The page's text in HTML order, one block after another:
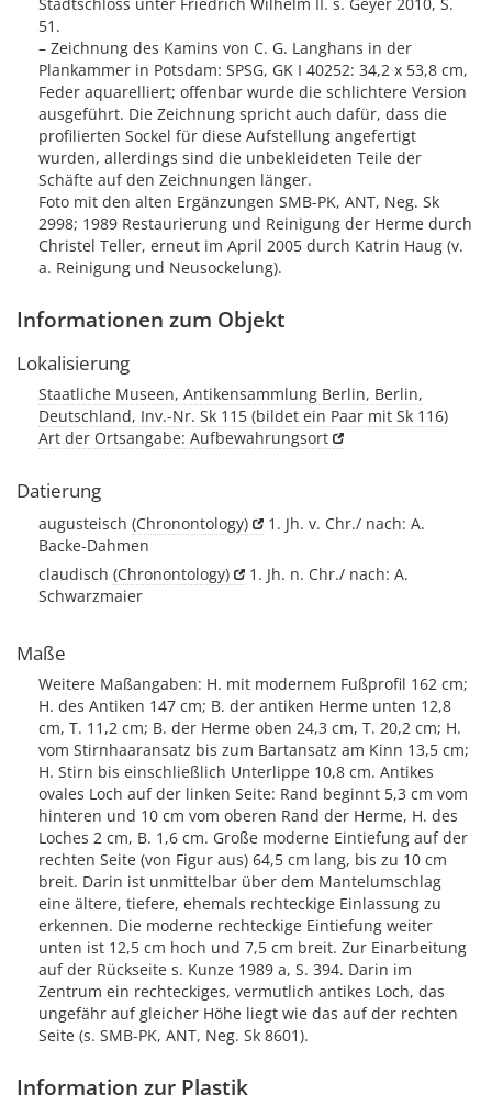
51.
– Zeichnung des Kamins von C. G. Langhans in der
Plankammer in Potsdam: SPSG, GK I 40252: 34,2 x 53,8 cm,
Feder aquarelliert; offenbar wurde die schlichtere Version
ausgeführt. Die Zeichnung spricht auch dafür, dass die
profilierten Sockel für diese Aufstellung angefertigt
wurden, allerdings sind die unbekleideten Teile der
Schäfte auf den Zeichnungen länger.
Foto mit den alten Ergänzungen SMB-PK, ANT, Neg. Sk
2998; 1989 Restaurierung und Reinigung der Herme durch
Christel Teller, erneut im April 2005 durch Katrin Haug (v.
a. Reinigung und Neusockelung).
Informationen zum Objekt
Lokalisierung
Staatliche Museen, Antikensammlung Berlin, Berlin,
Deutschland, Inv.-Nr. Sk 115 (bildet ein Paar mit Sk 116)
Art der Ortsangabe: Aufbewahrungsort
Datierung
augusteisch (Chronontology)
1. Jh. v. Chr./ nach: A.
Backe-Dahmen
claudisch (Chronontology)
1. Jh. n. Chr./ nach: A.
Schwarzmaier
Maße
Weitere Maßangaben: H. mit modernem Fußprofil 162 cm;
H. des Antiken 147 cm; B. der antiken Herme unten 12,8
cm, T. 11,2 cm; B. der Herme oben 24,3 cm, T. 20,2 cm; H.
vom Stirnhaaransatz bis zum Bartansatz am Kinn 13,5 cm;
H. Stirn bis einschließlich Unterlippe 10,8 cm. Antikes
ovales Loch auf der linken Seite: Rand beginnt 5,3 cm vom
hinteren und 10 cm vom oberen Rand der Herme, H. des
Loches 2 cm, B. 1,6 cm. Große moderne Eintiefung auf der
rechten Seite (von Figur aus) 64,5 cm lang, bis zu 10 cm
breit. Darin ist unmittelbar über dem Mantelumschlag
eine ältere, tiefere, ehemals rechteckige Einlassung zu
erkennen. Die moderne rechteckige Eintiefung weiter
unten ist 12,5 cm hoch und 7,5 cm breit. Zur Einarbeitung
auf der Rückseite s. Kunze 1989 a, S. 394. Darin im
Zentrum ein rechteckiges, vermutlich antikes Loch, das
ungefähr auf gleicher Höhe liegt wie das auf der rechten
Seite (s. SMB-PK, ANT, Neg. Sk 8601).
Information zur Plastik